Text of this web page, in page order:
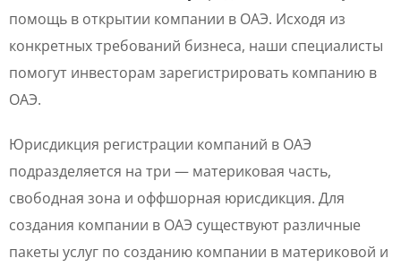
помощь в открытии компании в ОАЭ. Исходя из
конкретных требований бизнеса, наши специалисты
помогут инвесторам зарегистрировать компанию в
ОАЭ.
Юрисдикция регистрации компаний в ОАЭ
подразделяется на три — материковая часть,
свободная зона и оффшорная юрисдикция. Для
создания компании в ОАЭ существуют различные
пакеты услуг по созданию компании в материковой и